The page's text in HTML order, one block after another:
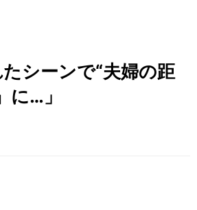
シーンで“夫婦の距
に…」